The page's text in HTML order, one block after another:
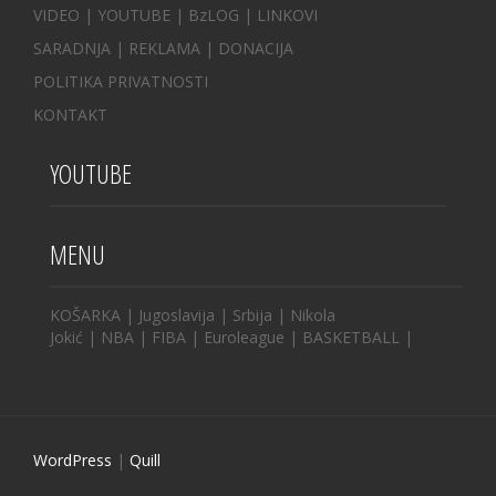
VIDEO | YOUTUBE | BzLOG | LINKOVI
SARADNJA | REKLAMA | DONACIJA
POLITIKA PRIVATNOSTI
KONTAKT
YOUTUBE
MENU
KOŠARKA | Jugoslavija | Srbija | Nikola
Jokić | NBA | FIBA | Euroleague | BASKETBALL |
WordPress | Quill